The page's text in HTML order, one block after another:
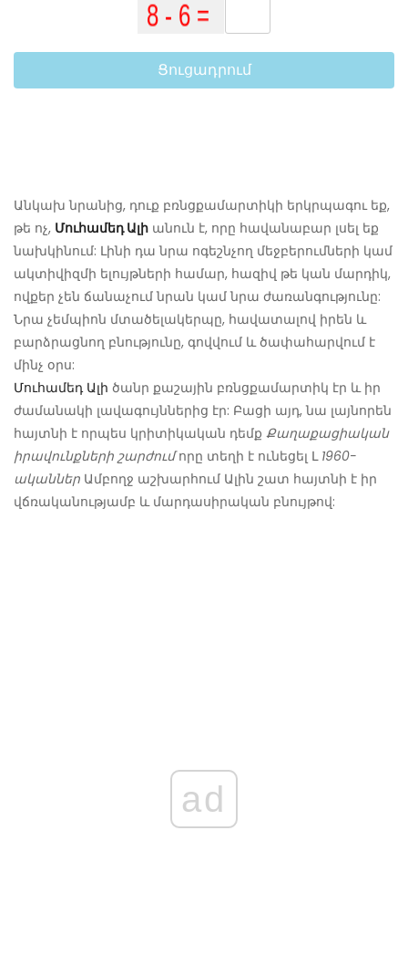
Ցուցադրում
Անկախ նրանից, դուք բռնցքամարտիկի երկրպագու եք,
թե ոչ, Մուհամեդ Ալի անուն է, որը հավանաբար լսել եք
նախկինում: Լինի դա նրա ոգեշնչող մեջբերումների կամ
ակտիվիզմի ելույթների համար, հազիվ թե կան մարդիկ,
ովքեր չեն ճանաչում նրան կամ նրա ժառանգությունը:
Նրա չեմպիոն մտածելակերպը, հավատալով իրեն և
բարձրացնող բնությունը, գովվում և ծափահարվում է
մինչ օրս:
Մուհամեդ Ալի ծանր քաշային բռնցքամարտիկ էր և իր
ժամանակի լավագույններից էր: Բացի այդ, նա լայնորեն
հայտնի է որպես կրիտիկական դեմք Քաղաքացիական
իրավունքների շարժումորը տեղի է ունեցել Լ 1960-
ականներ Ամբողջ աշխարհում Ալին շատ հայտնի է իր
վճռականությամբ և մարդասիրական բնույթով:
ad